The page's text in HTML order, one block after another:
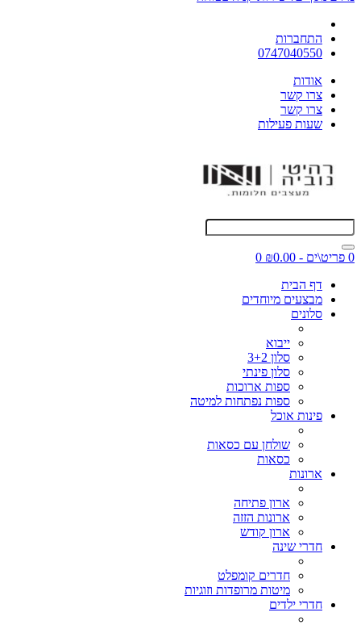
התחברות
0747040550
אודות
צרו קשר
צרו קשר
שעות פעילות
0 פריט\ים - ₪0.00
0
דף הבית
מבצעים מיוחדים
סלונים
ייבוא
סלון 3+2
סלון פינתי
ספות ארוכות
ספות נפתחות למיטה
פינות אוכל
שולחן עם כסאות
כסאות
ארונות
ארון פתיחה
ארונות הזזה
ארון קודש
חדרי שינה
חדרים קומפלט
מיטות מרופדות וזוגיות
חדרי ילדים